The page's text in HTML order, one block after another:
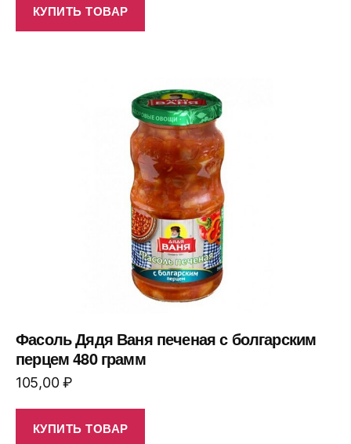
КУПИТЬ ТОВАР
Фасоль Дядя Ваня печеная с болгарским
перцем 480 грамм
105,00₽
КУПИТЬ ТОВАР